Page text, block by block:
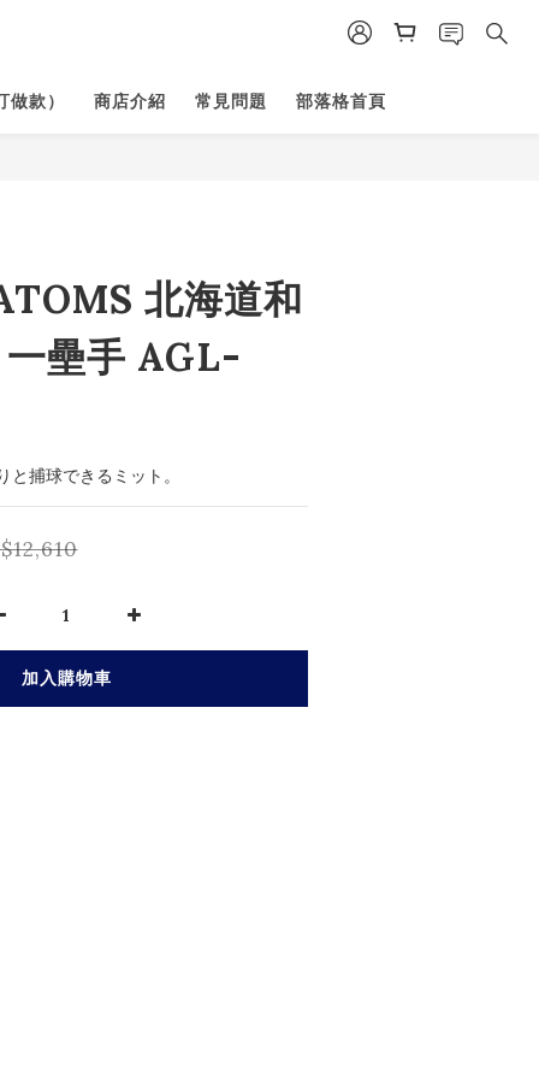
款） 商店介紹 常見問題 部落格首頁
北海道和
壘手 AGL-
捕球できるミット。
加入購物車